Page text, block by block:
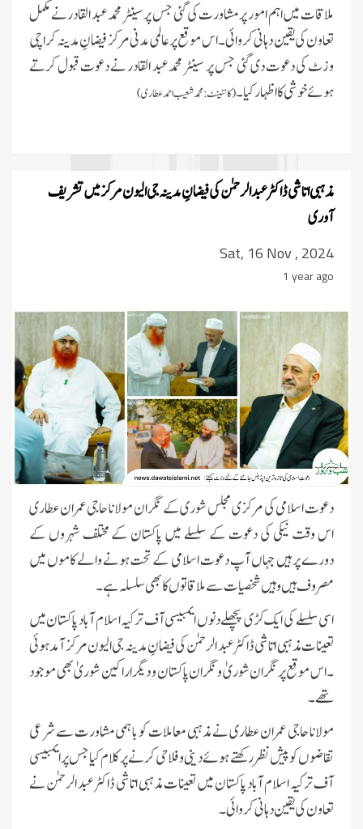
ملاقات میں اہم امور پر مشاورت کی گئی جس پر سینٹر محمد عبد القادر نے مکمل
تعاون کی یقین دہانی کروائی ۔ اس موقع پر عالمی مدنی مرکز فیضانِ مدینہ کراچی
وزٹ کی دعوت دی گئی جس پر سینٹر محمد عبد القادر نے دعوت قبول کرتے
ہوئے خوشی کا اظہار کیا۔(کانٹینٹ: محمد شعیب احمد عطاری)
مذہبی اتاشی ڈاکٹر عبد الرحمٰن کی فیضانِ مدینہ جی الیون مرکز میں تشریف
آوری
Sat, 16 Nov , 2024
1 year ago
دعوت اسلامی کی مرکزی مجلس شوری کے نگران مولانا حاجی عمران عطاری
اس وقت نیکی کی دعوت کے سلسلے میں پاکستان کے مختلف شہروں کے
دورے پر ہیں جہاں آپ دعوت اسلامی کے تحت ہونے والے کاموں میں
مصروف ہیں وہیں شخصیات سے ملاقاتوں کا بھی سلسلہ ہے ۔
اسی سلسلے کی ایک کڑی پچھلے دنوں ایمبیسی آف ترکیہ اسلام آباد پاکستان میں
تعینات مذہبی اتاشی ڈاکٹر عبد الرحمٰن کی فیضانِ مدینہ جی الیون مرکز آمد ہوئی
۔اس موقع پر نگران شوریٰ و نگران پاکستان و دیگر اراکین شوریٰ بھی موجود
تھے۔
مولانا حاجی عمران عطاری نے مذہبی معاملات کو باہمی مشاورت سے شرعی
تقاضوں کو پیش نظر رکھتے ہوئے دینی و فلاحی کرنے پر کلام کیا جس پر ایمبیسی
آف ترکیہ اسلام آباد پاکستان میں تعینات مذہبی اتاشی ڈاکٹر عبد الرحمٰن نے
تعاون کی یقین دہانی کروائی۔